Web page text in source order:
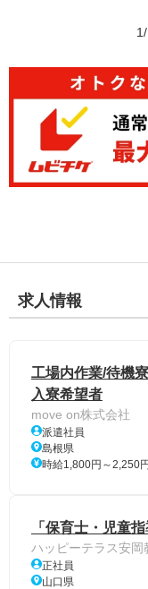
1/
求人情報
工場内作業/待機
入寮希望者
move on株式会社
派遣社員
島根県
時給1,800円～2,250
「保育士・児童
ハッピーテラス安岡
正社員
山口県